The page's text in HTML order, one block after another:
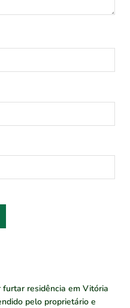
residência em Vitória
pelo proprietário e